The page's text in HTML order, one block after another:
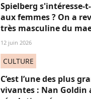
Spielberg s'intéresse-
aux femmes ? On a
très masculine du
12 juin 2026
CULTURE
C’est l’une des plus
vivantes : Nan Goldin